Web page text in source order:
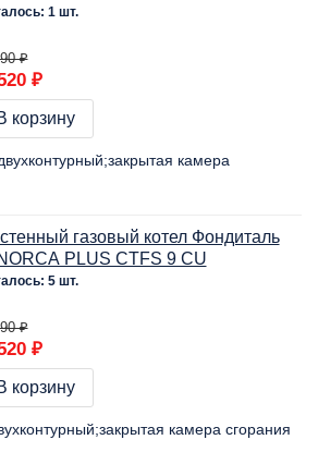
1 шт.
₽
₽
корзину
закрытая камера
газовый котел Фондиталь
PLUS CTFS 9 CU
5 шт.
₽
₽
корзину
закрытая камера сгорания